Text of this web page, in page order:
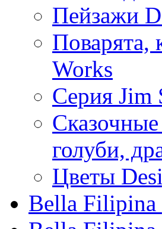
Пейзажи
Поварята,
Works
Серия Jim
голуби,
Цветы
Bella Filipina